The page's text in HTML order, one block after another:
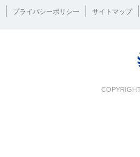
プライバシーポリシー サイトマップ